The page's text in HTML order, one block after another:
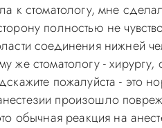
к стоматологу, мне
полностью не
соединения нижней
же стоматологу -
пожалуйста - это
произошло
обычная реакция на